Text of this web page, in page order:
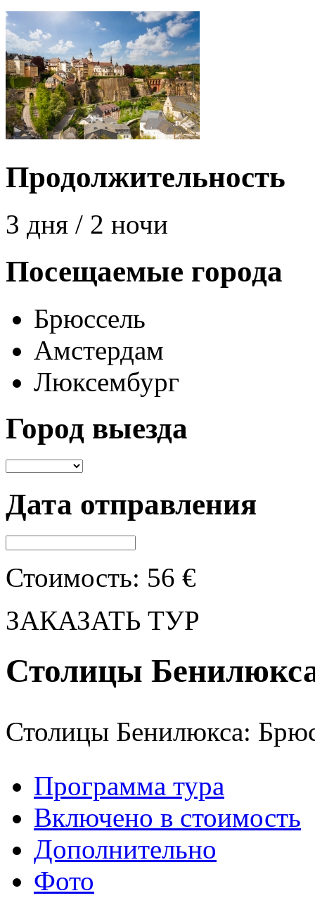
Продолжительность
3 дня / 2 ночи
Посещаемые города
Брюссель
Амстердам
Люксембург
Город выезда
Дата отправления
Стоимость: 56 €
ЗАКАЗАТЬ ТУР
Столицы
Столицы Бенилюкса:
Программа тура
Включено в стоимость
Дополнительно
Фото